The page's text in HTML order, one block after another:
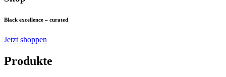
Black excellence – curated
Jetzt shoppen
Produkte